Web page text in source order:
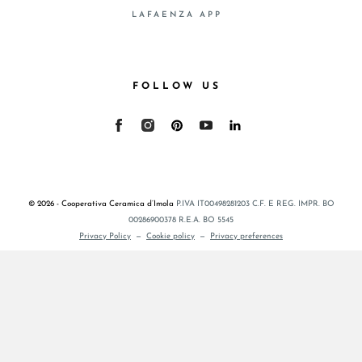
LAFAENZA APP
FOLLOW US
© 2026 - Cooperativa Ceramica d’Imola P.IVA IT00498281203 C.F. E REG. IMPR. BO
00286900378 R.E.A. BO 5545
Privacy Policy — Cookie policy — Privacy preferences